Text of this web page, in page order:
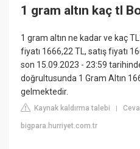
1 gram altın kaç tl
1 gram altın ne kadar ve kaç
fiyatı 1666,22 TL, satış fiyatı
son 15.09.2023 - 23:59
doğrultusunda 1 Gram Altın
gelmektedir.
Kaynak kaldırma talebi |
bigpara.hurriyet.com.tr